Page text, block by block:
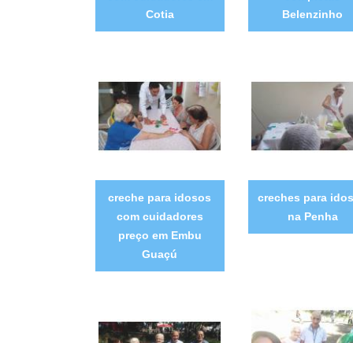
Cotia
Belenzinho
creche para idosos
com cuidadores
preço em Embu
Guaçú
creches para
na Penha